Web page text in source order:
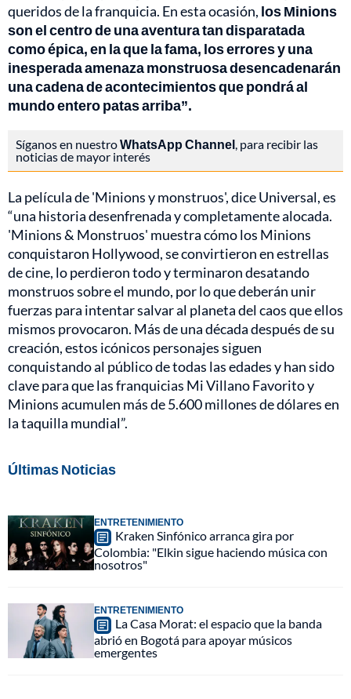
queridos de la franquicia. En esta ocasión, los Minions
son el centro de una aventura tan disparatada
como épica, en la que la fama, los errores y una
inesperada amenaza monstruosa desencadenarán
una cadena de acontecimientos que pondrá al
mundo entero patas arriba”.
Síganos en nuestroWhatsApp Channel, para recibir las
noticias de mayor interés
La película de 'Minions y monstruos', dice Universal, es
“una historia desenfrenada y completamente alocada.
'Minions & Monstruos' muestra cómo los Minions
conquistaron Hollywood, se convirtieron en estrellas
de cine, lo perdieron todo y terminaron desatando
monstruos sobre el mundo, por lo que deberán unir
fuerzas para intentar salvar al planeta del caos que ellos
mismos provocaron. Más de una década después de su
creación, estos icónicos personajes siguen
conquistando al público de todas las edades y han sido
clave para que las franquicias Mi Villano Favorito y
Minions acumulen más de 5.600 millones de dólares en
la taquilla mundial”.
Últimas Noticias
ENTRETENIMIENTO
Kraken Sinfónico arranca gira por
Colombia: "Elkin sigue haciendo música con
nosotros"
ENTRETENIMIENTO
La Casa Morat: el espacio que la banda
abrió en Bogotá para apoyar músicos
emergentes